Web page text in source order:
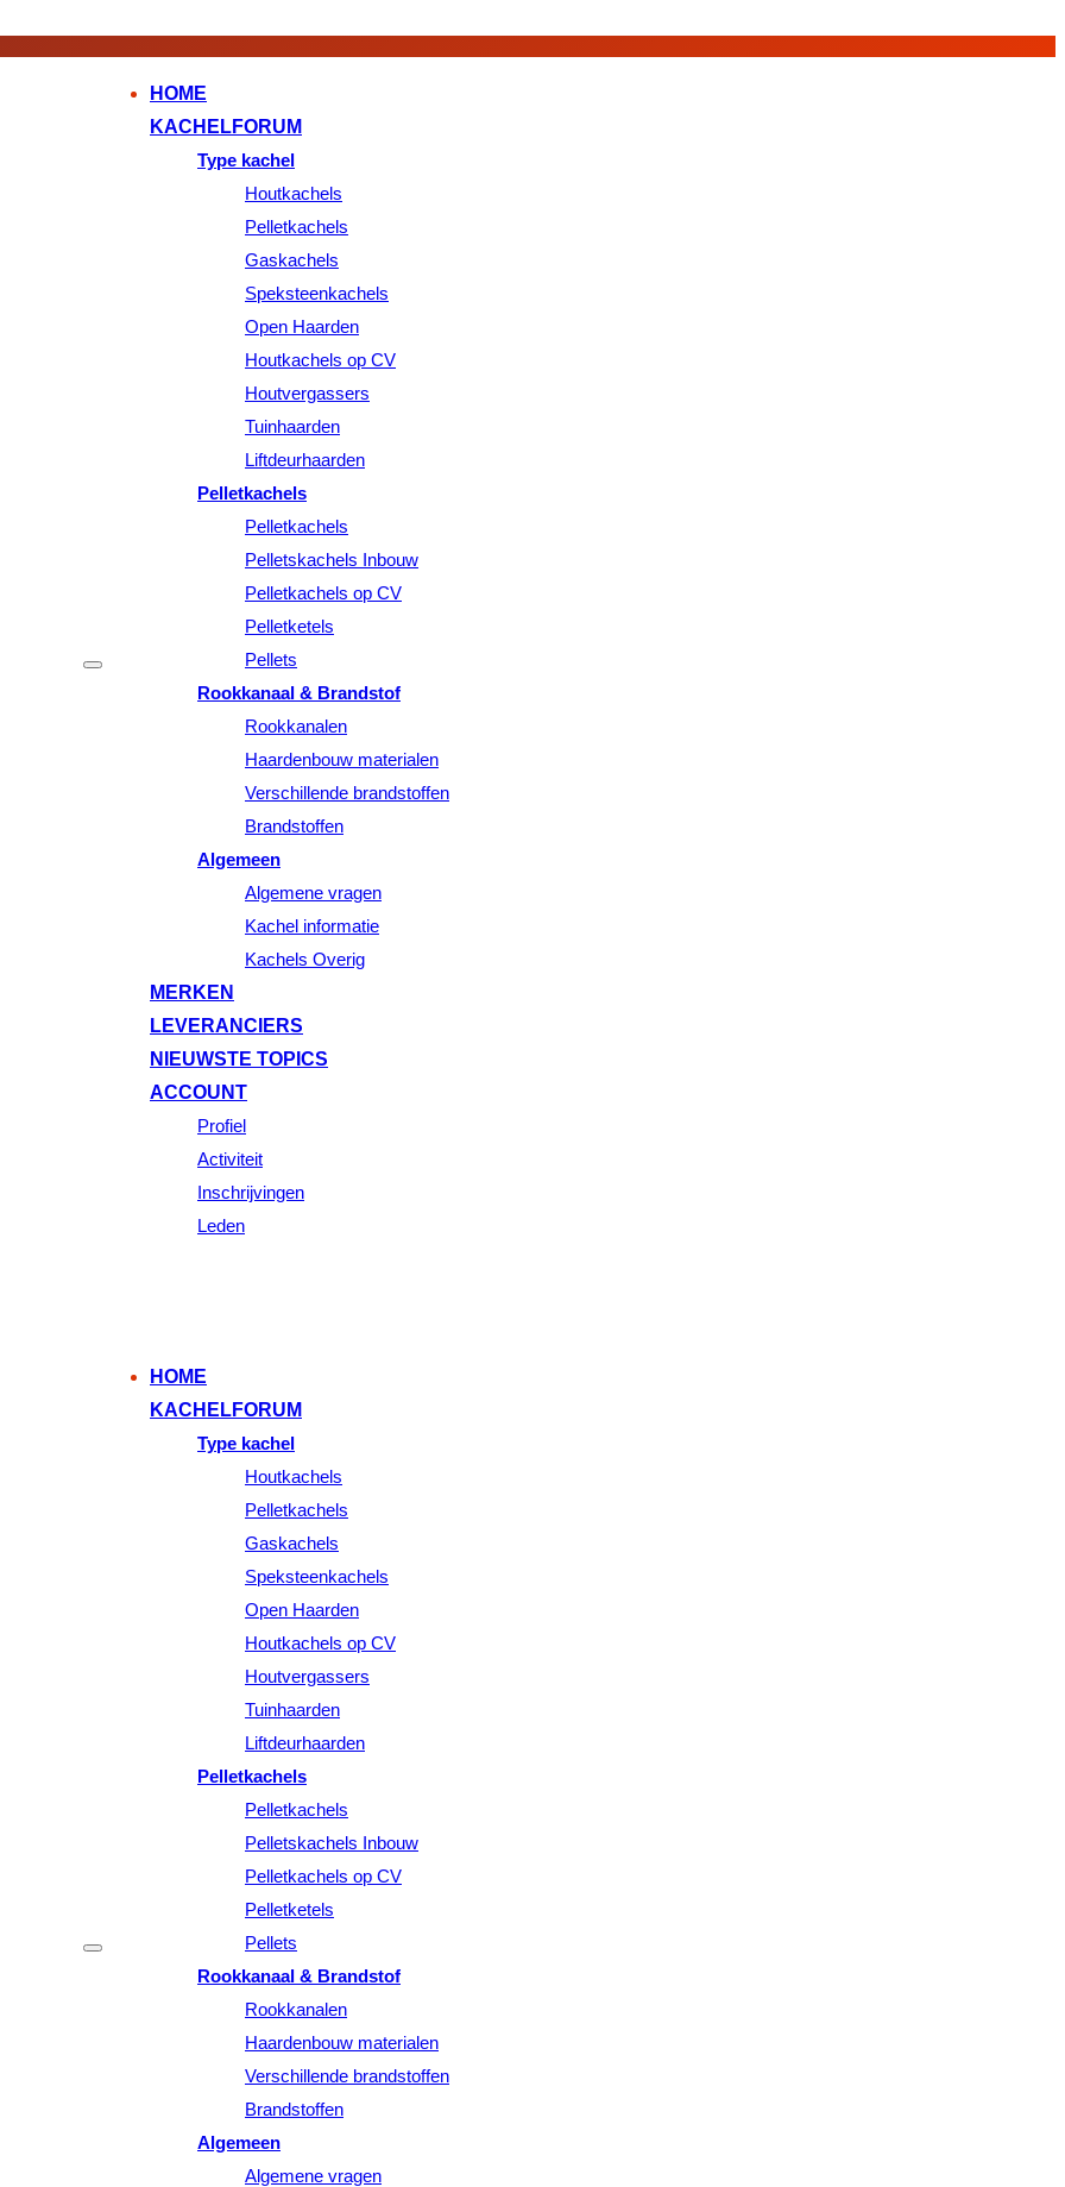
HOME
KACHELFORUM
Type kachel
Houtkachels
Pelletkachels
Gaskachels
Speksteenkachels
Open Haarden
Houtkachels op CV
Houtvergassers
Tuinhaarden
Liftdeurhaarden
Pelletkachels
Pelletkachels
Pelletskachels Inbouw
Pelletkachels op CV
Pelletketels
Pellets
Rookkanaal & Brandstof
Rookkanalen
Haardenbouw materialen
Verschillende brandstoffen
Brandstoffen
Algemeen
Algemene vragen
Kachel informatie
Kachels Overig
MERKEN
LEVERANCIERS
NIEUWSTE TOPICS
ACCOUNT
Profiel
Activiteit
Inschrijvingen
Leden
HOME
KACHELFORUM
Type kachel
Houtkachels
Pelletkachels
Gaskachels
Speksteenkachels
Open Haarden
Houtkachels op CV
Houtvergassers
Tuinhaarden
Liftdeurhaarden
Pelletkachels
Pelletkachels
Pelletskachels Inbouw
Pelletkachels op CV
Pelletketels
Pellets
Rookkanaal & Brandstof
Rookkanalen
Haardenbouw materialen
Verschillende brandstoffen
Brandstoffen
Algemeen
Algemene vragen